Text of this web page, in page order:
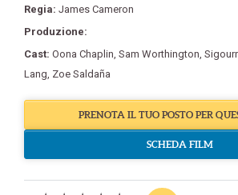
Regia: James Cameron
Produzione:
Cast: Oona Chaplin, Sam Worthington,
Lang, Zoe Saldaña
PRENOTA IL TUO POSTO PER
SCHEDA FILM